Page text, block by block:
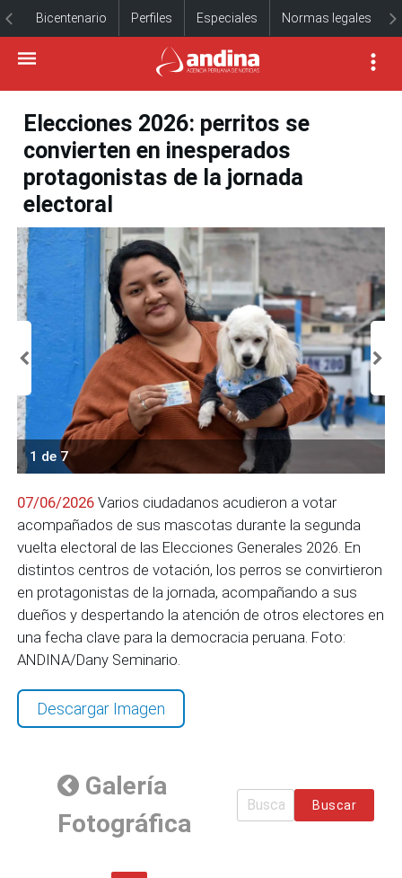
Bicentenario Perfiles Especiales Normas legales
Elecciones 2026: perritos se
convierten en inesperados
protagonistas de la jornada
electoral
1 de 7
07/06/2026 Varios ciudadanos acudieron a votar
acompañados de sus mascotas durante la segunda
vuelta electoral de las Elecciones Generales 2026. En
distintos centros de votación, los perros se convirtieron
en protagonistas de la jornada, acompañando a sus
dueños y despertando la atención de otros electores en
una fecha clave para la democracia peruana. Foto:
ANDINA/Dany Seminario.
Descargar Imagen
Galería
Fotográfica
Buscar